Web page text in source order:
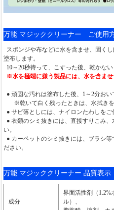
万能 マジッククリーナー ご使用
スポンジや布などに水を含ませ、固く
塗布します。
10～20秒待って、こすった後、乾かな
※水を極端に嫌う製品には、水を含ませ
● 頑固な汚れは塗布した後、1～2分おい
※乾いて白く残ったときは、水拭きを
● サビ落としには、ナイロンたわしをご
● 衣類のシミ抜きには、直接すりこみ
い。
● カーペットのシミ抜きには、ブラシ
ださい。
万能 マジッククリーナー 品質表示
成分
界面活性剤（1.2%
ル）、